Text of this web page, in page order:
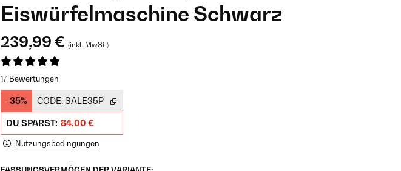
Eiswürfelmaschine Schwarz
239,99 € (inkl. MwSt.)
17 Bewertungen
-35% CODE:SALE35P
DU SPARST: 84,00 €
Nutzungsbedingungen